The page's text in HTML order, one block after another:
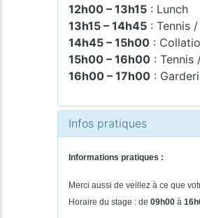
12h00 – 13h15 : Lunch
13h15 – 14h45 : Tennis
14h45 – 15h00 :
15h00 – 16h00 : Tennis
16h00 – 17h00 :
Infos pratiques
Informations pratiques :
Merci aussi de veillez à ce que
Horaire du stage : de09h00à